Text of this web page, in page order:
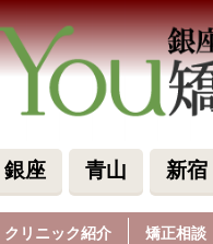
銀座 青山 新宿
クリニック紹介 矯正相談